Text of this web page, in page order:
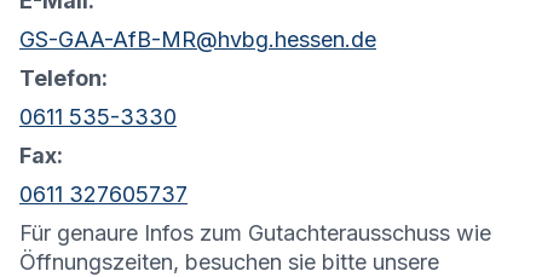
GS-GAA-AfB-MR@hvbg.hessen.de
Telefon:
0611 535-3330
Fax:
0611 327605737
Für genaure Infos zum Gutachterausschuss wie
Öffnungszeiten, besuchen sie bitte unsere